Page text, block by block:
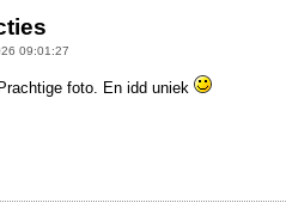
09:01:27
foto. En idd uniek